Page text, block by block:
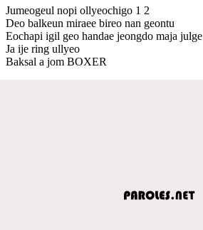
Jumeogeul nopi ollyeochigo 1 2
Deo balkeun miraee bireo nan geontu
Eochapi igil geo handae jeongdo maja julge
Ja ije ring ullyeo
Baksal a jom BOXER